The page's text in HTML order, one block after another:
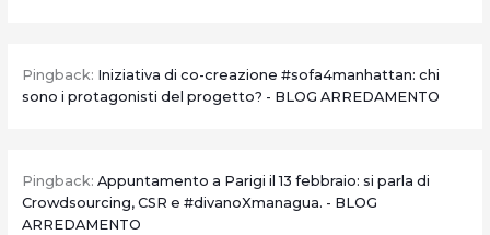
Pingback: Iniziativa di co-creazione #sofa4manhattan: chi
sono i protagonisti del progetto? - BLOG ARREDAMENTO
Pingback: Appuntamento a Parigi il 13 febbraio: si parla di
Crowdsourcing, CSR e #divanoXmanagua. - BLOG
ARREDAMENTO